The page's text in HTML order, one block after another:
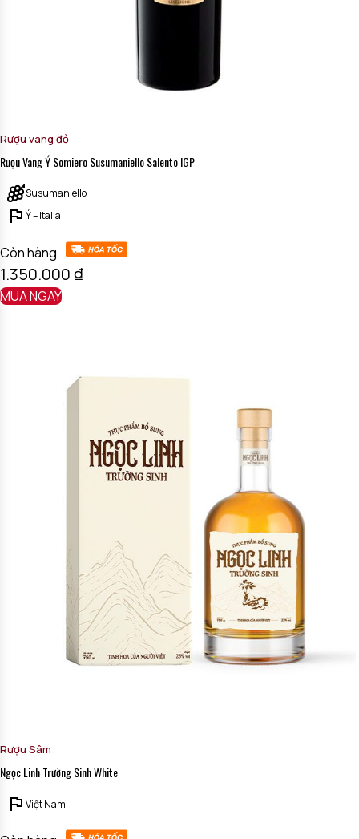
Rượu vang đỏ
Rượu Vang Ý Somiero Susumaniello Salento IGP
Susumaniello
Ý – Italia
Còn hàng
1.350.000₫
MUA NGAY
Rượu Sâm
Ngọc Linh Trường Sinh White
Việt Nam